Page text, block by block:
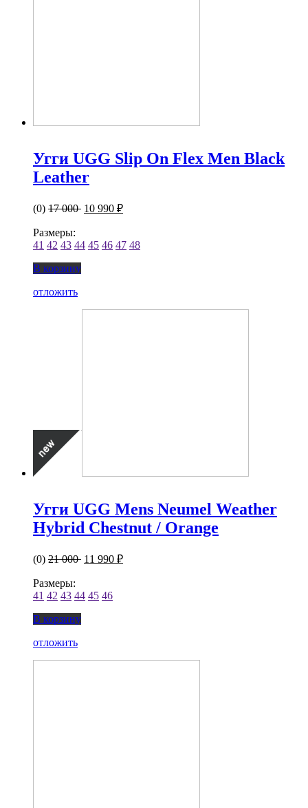
Угги UGG Slip On Flex Men Black
Leather
(0) 17 000 10 990 ₽
Размеры:
41 42 43 44 45 46 47 48
В корзину
отложить
Угги UGG Mens Neumel Weather
Hybrid Chestnut / Orange
(0) 21 000 11 990 ₽
Размеры:
41 42 43 44 45 46
В корзину
отложить